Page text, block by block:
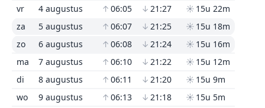
vr
4 augustus ↑ 06:05 ↓ 21:27 ☀ 15u 22m
za
5 augustus ↑ 06:07 ↓ 21:25 ☀ 15u 18m
zo
6 augustus ↑ 06:08 ↓ 21:24 ☀ 15u 16m
ma
7 augustus ↑ 06:10 ↓ 21:22 ☀ 15u 12m
di
8 augustus ↑ 06:11 ↓ 21:20 ☀ 15u 9m
wo
9 augustus ↑ 06:13 ↓ 21:18 ☀ 15u 5m